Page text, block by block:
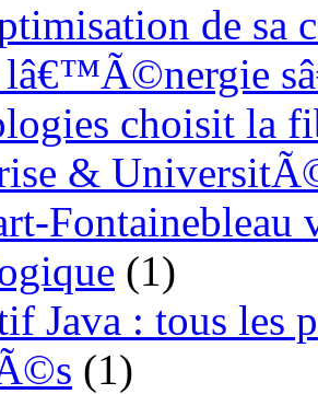
de sa
lâ€™Ã©nergie
choisit la
&
Fontainebleau
(1)
Java : tous les
(1)